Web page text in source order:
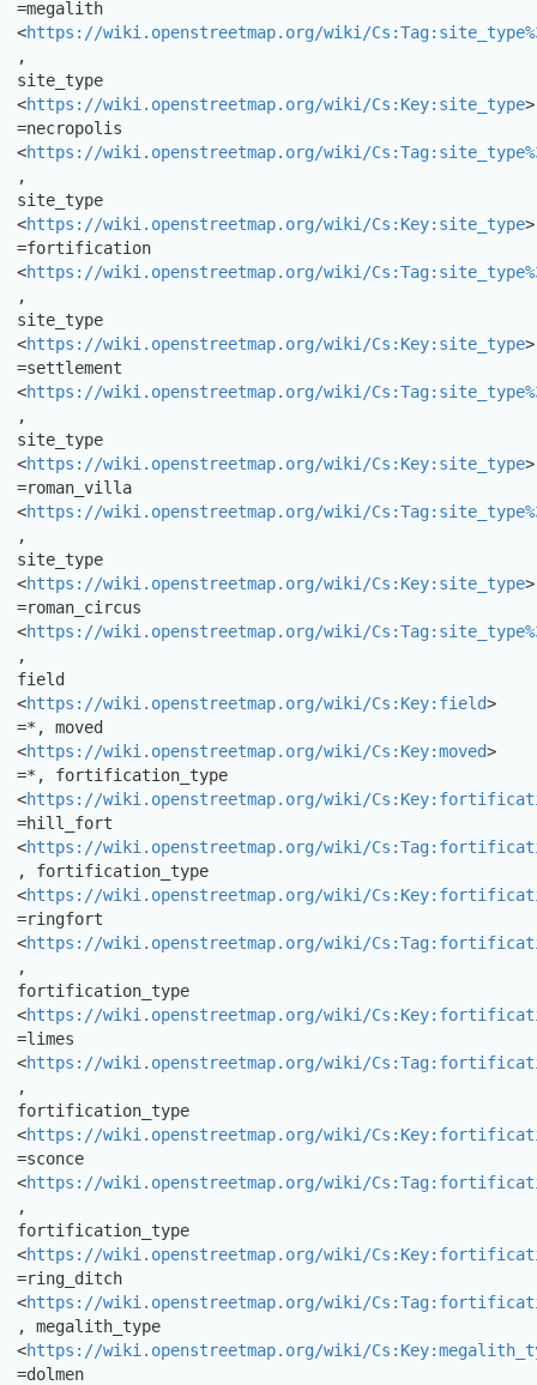
=megalith
<https://wiki.openstreetmap.org/wiki/
,
site_type
<https://wiki.openstreetmap.org/wiki/Cs:Key:site_type>
=necropolis
<https://wiki.openstreetmap.org/wiki/
,
site_type
<https://wiki.openstreetmap.org/wiki/Cs:Key:site_type>
=fortification
<https://wiki.openstreetmap.org/wiki/
,
site_type
<https://wiki.openstreetmap.org/wiki/Cs:Key:site_type>
=settlement
<https://wiki.openstreetmap.org/wiki/
,
site_type
<https://wiki.openstreetmap.org/wiki/Cs:Key:site_type>
=roman_villa
<https://wiki.openstreetmap.org/wiki/
,
site_type
<https://wiki.openstreetmap.org/wiki/Cs:Key:site_type>
=roman_circus
<https://wiki.openstreetmap.org/wiki/
,
field
<https://wiki.openstreetmap.org/wiki/Cs:Key:field>
=*, moved
<https://wiki.openstreetmap.org/wiki/Cs:Key:moved>
=*, fortification_type
<https://wiki.openstreetmap.org/wiki/
=hill_fort
<https://wiki.openstreetmap.org/wiki/
, fortification_type
<https://wiki.openstreetmap.org/wiki/
=ringfort
<https://wiki.openstreetmap.org/wiki/
,
fortification_type
<https://wiki.openstreetmap.org/wiki/
=limes
<https://wiki.openstreetmap.org/wiki/
,
fortification_type
<https://wiki.openstreetmap.org/wiki/
=sconce
<https://wiki.openstreetmap.org/wiki/
,
fortification_type
<https://wiki.openstreetmap.org/wiki/
=ring_ditch
<https://wiki.openstreetmap.org/wiki/
, megalith_type
<https://wiki.openstreetmap.org/wiki/
=dolmen